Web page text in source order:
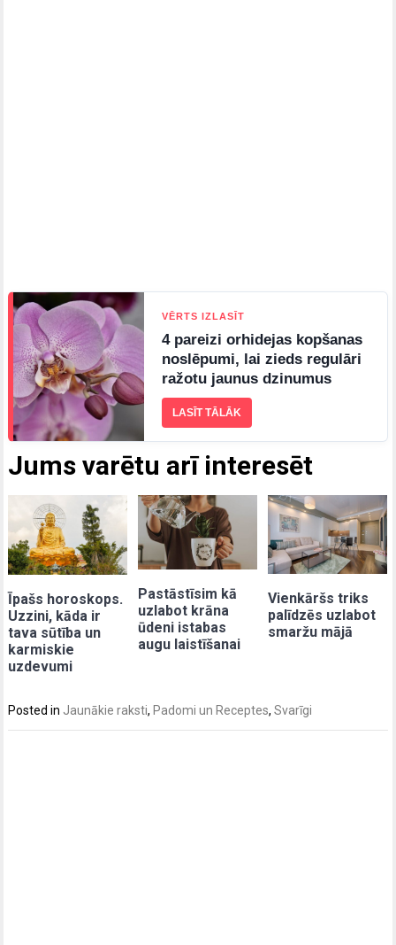
Jums varētu arī interesēt
Īpašs horoskops.
Uzzini, kāda ir
tava sūtība un
karmiskie
uzdevumi
Pastāstīsim kā
uzlabot krāna
ūdeni istabas
augu laistīšanai
Vienkāršs triks
palīdzēs uzlabot
smaržu mājā
VĒRTS IZLASĪT
4 pareizi orhidejas kopšanas
noslēpumi, lai zieds regulāri
ražotu jaunus dzinumus
LASĪT TĀLĀK
Posted in Jaunākie raksti,Padomi un Receptes,Svarīgi